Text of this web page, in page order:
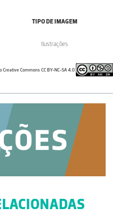
TIPO DE IMAGEM
Ilustrações
Creative Commons CC BY-NC-SA 4.0